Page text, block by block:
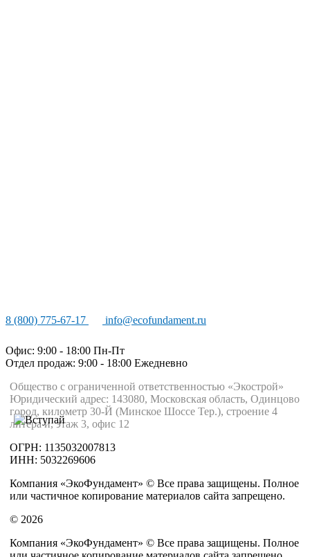
8 (800) 775-67-17 info@ecofundament.ru
Офис: 9:00 - 18:00 Пн-Пт
Отдел продаж: 9:00 - 18:00 Ежедневно
Общество с ограниченной ответственностью «Экострой»
Юридический адрес: 143080, Московская область, Одинцово
город, километр 30-Й (Минское Шоссе Тер.), строение 4
литера и, этаж 3, офис 12
ОГРН: 1135032007813
ИНН: 5032269606
Компания «ЭкоФундамент» © Все права защищены. Полное
или частичное копирование материалов сайта запрещено.
© 2026
Компания «ЭкоФундамент» © Все права защищены. Полное